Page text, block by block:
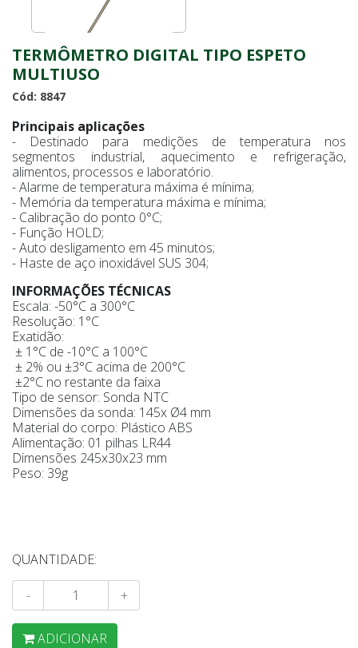
TERMÔMETRO DIGITAL TIPO ESPETO
MULTIUSO
Cód: 8847
Principais aplicações
- Destinado para medições de temperatura nos
segmentos industrial, aquecimento e refrigeração,
alimentos, processos e laboratório.
- Alarme de temperatura máxima é mínima;
- Memória da temperatura máxima e mínima;
- Calibração do ponto 0°C;
- Função HOLD;
- Auto desligamento em 45 minutos;
- Haste de aço inoxidável SUS 304;
INFORMAÇÕES TÉCNICAS
Escala: -50°C a 300°C
Resolução: 1°C
Exatidão:
± 1°C de -10°C a 100°C
± 2% ou ±3°C acima de 200°C
±2°C no restante da faixa
Tipo de sensor: Sonda NTC
Dimensões da sonda: 145x Ø4 mm
Material do corpo: Plástico ABS
Alimentação: 01 pilhas LR44
Dimensões 245x30x23 mm
Peso: 39g
QUANTIDADE:
- +
ADICIONAR